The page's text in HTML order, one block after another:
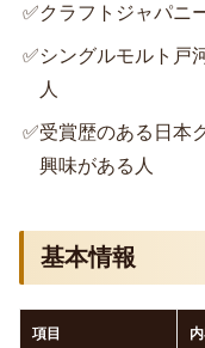
✅クラフトジャパニ
✅シングルモルト戸
人
✅受賞歴のある日本
興味がある人
基本情報
項目